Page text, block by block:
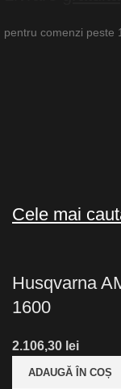
pentru comenzi peste
Cele mai
Husqvarna
1600
lei
ADAUGĂ ÎN COȘ